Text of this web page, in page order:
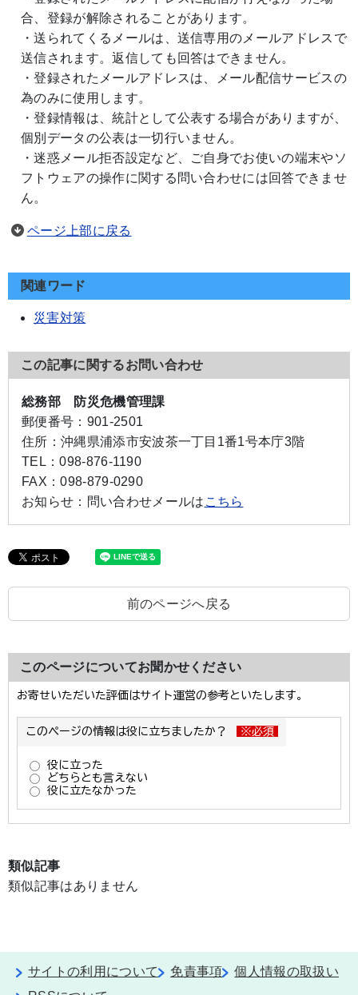
合、登録が解除されることがあります。
・送られてくるメールは、送信専用のメールアドレスで
送信されます。返信しても回答はできません。
・登録されたメールアドレスは、メール配信サービスの
為のみに使用します。
・登録情報は、統計として公表する場合がありますが、
個別データの公表は一切行いません。
・迷惑メール拒否設定など、ご自身でお使いの端末やソ
フトウェアの操作に関する問い合わせには回答できませ
ん。
ページ上部に戻る
関連ワード
災害対策
この記事に関するお問い合わせ
総務部 防災危機管理課
郵便番号： 901-2501
住所： 沖縄県浦添市安波茶一丁目1番1号本庁3階
TEL：098-876-1190
FAX：098-879-0290
お知らせ： 問い合わせメールは こちら
前のページへ戻る
このページについてお聞かせください
類似記事
類似記事はありません
サイトの利用について 免責事項
個人情報の取扱い